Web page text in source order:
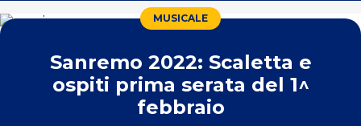
MUSICALE
Sanremo 2022: Scaletta e
ospiti prima serata del 1^
febbraio